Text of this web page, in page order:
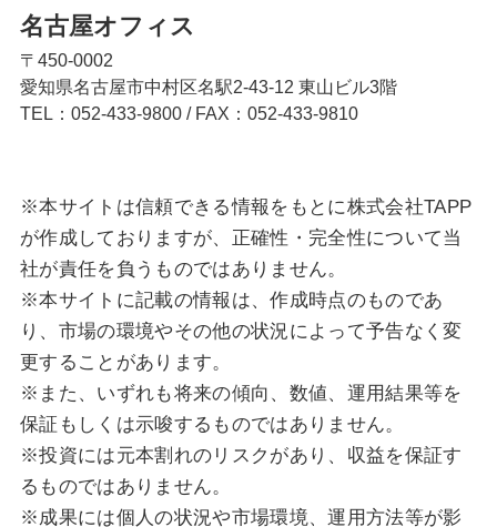
名古屋オフィス
〒450-0002
愛知県名古屋市中村区名駅2-43-12 東山ビル3階
TEL：052-433-9800/ FAX：052-433-9810
※本サイトは信頼できる情報をもとに株式会社TAPP
が作成しておりますが、正確性・完全性について当
社が責任を負うものではありません。
※本サイトに記載の情報は、作成時点のものであ
り、市場の環境やその他の状況によって予告なく変
更することがあります。
※また、いずれも将来の傾向、数値、運用結果等を
保証もしくは示唆するものではありません。
※投資には元本割れのリスクがあり、収益を保証す
るものではありません。
※成果には個人の状況や市場環境、運用方法等が影